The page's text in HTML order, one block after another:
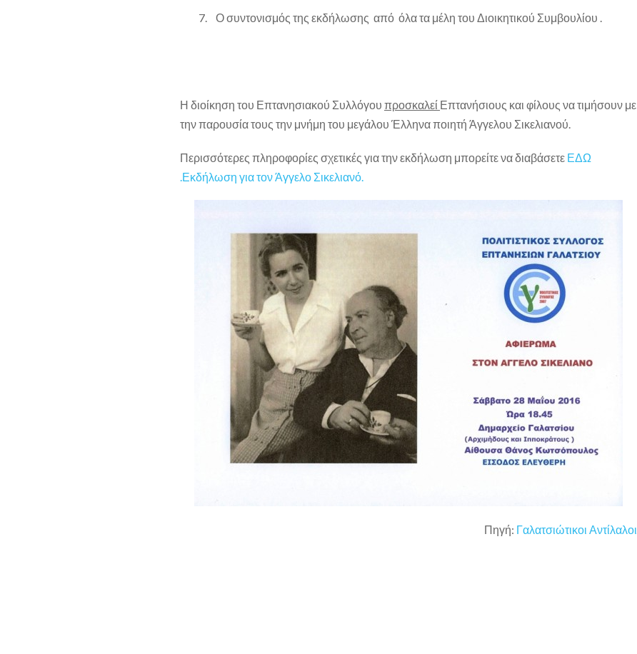
7. Ο συντονισμός της εκδήλωσης από όλα τα μέλη του Διοικητικού Συμβουλίου .
Η διοίκηση του Επτανησιακού Συλλόγου προσκαλεί Επτανήσιους και φίλους να τιμήσουν με
την παρουσία τους την μνήμη του μεγάλου Έλληνα ποιητή Άγγελου Σικελιανού.
Περισσότερες πληροφορίες σχετικές για την εκδήλωση μπορείτε να διαβάσετε ΕΔΩ
.Εκδήλωση για τον Άγγελο Σικελιανό.
Πηγή: Γαλατσιώτικοι Αντίλαλοι